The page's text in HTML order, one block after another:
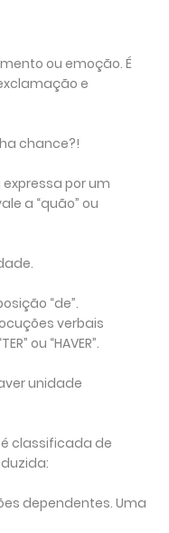
ou emoção. É
e
chance?!
por um
a “quão” ou
“de”.
verbais
ou “HAVER”.
unidade
classificada de
dependentes. Uma